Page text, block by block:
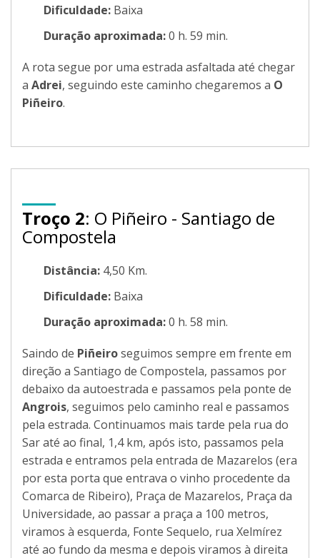
Dificuldade: Baixa
Duração aproximada:0 h. 59 min.
A rota segue por uma estrada asfaltada até chegar
a Adrei, seguindo este caminho chegaremos a O
Piñeiro.
Troço 2: O Piñeiro - Santiago de
Compostela
Distância: 4,50 Km.
Dificuldade: Baixa
Duração aproximada:0 h. 58 min.
Saindo de Piñeiroseguimos sempre em frente em
direção a Santiago de Compostela, passamos por
debaixo da autoestrada e passamos pela ponte de
Angrois, seguimos pelo caminho real e passamos
pela estrada. Continuamos mais tarde pela rua do
Sar até ao final, 1,4 km, após isto, passamos pela
estrada e entramos pela entrada de Mazarelos (era
por esta porta que entrava o vinho procedente da
Comarca de Ribeiro), Praça de Mazarelos, Praça da
Universidade, ao passar a praça a 100 metros,
viramos à esquerda, Fonte Sequelo, rua Xelmírez
até ao fundo da mesma e depois viramos à direita